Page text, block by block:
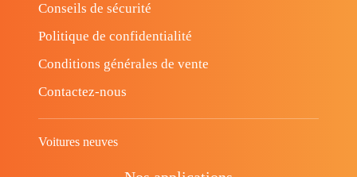
Conseils de sécurité
Politique de confidentialité
Conditions générales de vente
Contactez-nous
Voitures neuves